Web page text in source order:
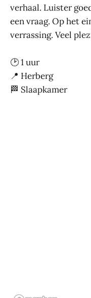
verhaal. Luister
een vraag. Op het
verrassing. Veel
🕑 1 uur
📍 Herberg
🏁 Slaapkamer